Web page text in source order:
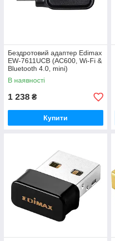
Бездротовий адаптер Edimax
EW-7611UCB (AC600, Wi-Fi &
Bluetooth 4.0, mini)
В наявності
1 238 ₴
Купити